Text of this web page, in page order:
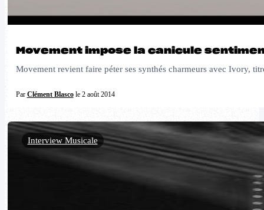
Movement impose la canicule
Movement revient faire péter ses synthés charmeurs avec Ivory,
Par Clément Blascole 2 août 2014
Interview Musicale